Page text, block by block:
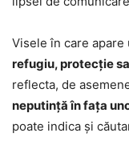
Visele în care
refugiu, protecție
reflecta, de
neputință în fața
poate indica și